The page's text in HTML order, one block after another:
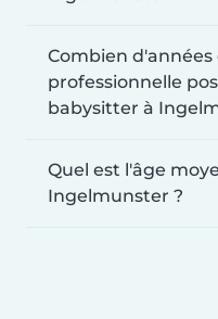
Combien
professionnelle
babysitter à
Quel est l'âge
Ingelmunster ?